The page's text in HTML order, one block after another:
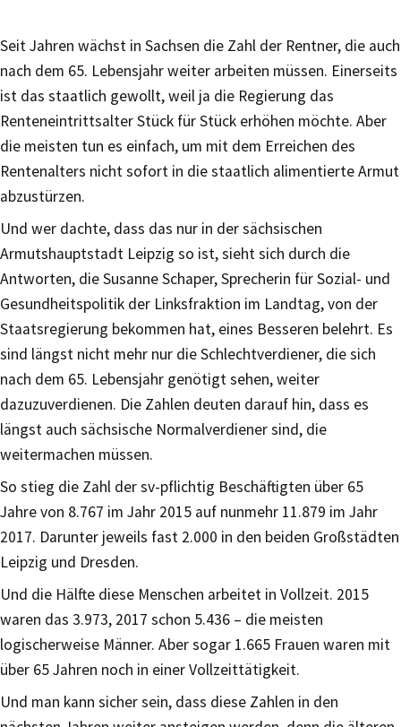
Seit Jahren wächst in Sachsen die Zahl der Rentner, die auch
nach dem 65. Lebensjahr weiter arbeiten müssen. Einerseits
ist das staatlich gewollt, weil ja die Regierung das
Renteneintrittsalter Stück für Stück erhöhen möchte. Aber
die meisten tun es einfach, um mit dem Erreichen des
Rentenalters nicht sofort in die staatlich alimentierte Armut
abzustürzen.
Und wer dachte, dass das nur in der sächsischen
Armutshauptstadt Leipzig so ist, sieht sich durch die
Antworten, die Susanne Schaper, Sprecherin für Sozial- und
Gesundheitspolitik der Linksfraktion im Landtag, von der
Staatsregierung bekommen hat, eines Besseren belehrt. Es
sind längst nicht mehr nur die Schlechtverdiener, die sich
nach dem 65. Lebensjahr genötigt sehen, weiter
dazuzuverdienen. Die Zahlen deuten darauf hin, dass es
längst auch sächsische Normalverdiener sind, die
weitermachen müssen.
So stieg die Zahl der sv-pflichtig Beschäftigten über 65
Jahre von 8.767 im Jahr 2015 auf nunmehr 11.879 im Jahr
2017. Darunter jeweils fast 2.000 in den beiden Großstädten
Leipzig und Dresden.
Und die Hälfte diese Menschen arbeitet in Vollzeit. 2015
waren das 3.973, 2017 schon 5.436 – die meisten
logischerweise Männer. Aber sogar 1.665 Frauen waren mit
über 65 Jahren noch in einer Vollzeittätigkeit.
Und man kann sicher sein, dass diese Zahlen in den